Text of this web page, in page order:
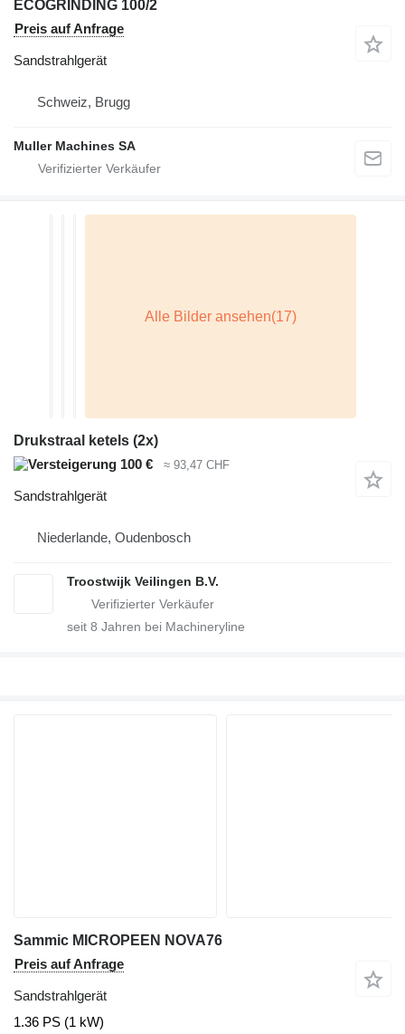
ECOGRINDING 100/2
Preis auf Anfrage
Sandstrahlgerät
Schweiz, Brugg
Muller Machines SA
Drukstraal ketels (2x)
100 €
≈ 93,47 CHF
Sandstrahlgerät
Niederlande, Oudenbosch
Troostwijk Veilingen B.V.
seit 8 Jahren bei Machineryline
Sammic MICROPEEN NOVA76
Preis auf Anfrage
Sandstrahlgerät
1.36 PS (1 kW)